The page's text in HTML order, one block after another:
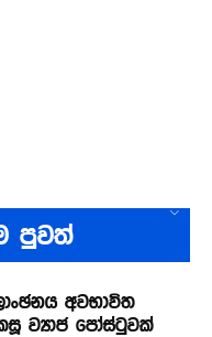
පුවත්
අවභාවිත
ව්‍යාජ පෝස්ටුවක්